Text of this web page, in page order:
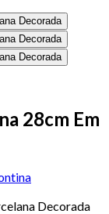
28cm Em
Decorada